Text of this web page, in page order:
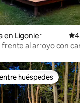
de 5; 260
en Ligonier
frente al arroyo con
huéspedes
huéspedes